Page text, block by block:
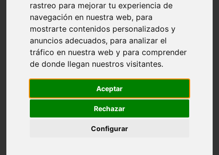
rastreo para mejorar tu experiencia de
navegación en nuestra web, para
mostrarte contenidos personalizados y
anuncios adecuados, para analizar el
tráfico en nuestra web y para comprender
de donde llegan nuestros visitantes.
Aceptar
Rechazar
Configurar
Huesca - alquézar
Huesca - castejón-de-sos
Lleida - alt-àneu
Córdoba - almedinilla
Navarra - zangoza
Cantabria - arenas-de-iguña
Barcelona - la-pobla-de-lillet
Murcia - cartagena
Madrid - nuevo-baztán